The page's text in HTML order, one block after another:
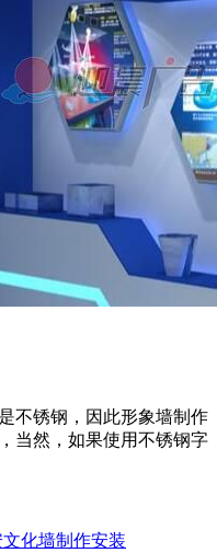
不锈钢，因此形象墙制作
当然，如果使用不锈钢字
化墙制作安装